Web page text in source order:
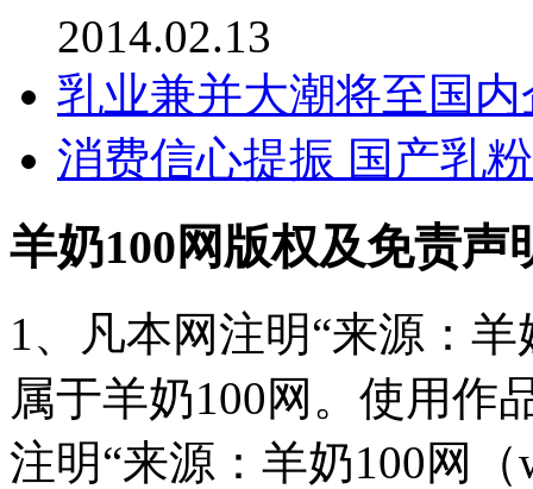
2014.02.13
乳业兼并大潮将至国内
消费信心提振 国产乳
羊奶100网版权及免责声
1、凡本网注明“来源：
属于羊奶100网。使用作
注明“来源：羊奶100网（